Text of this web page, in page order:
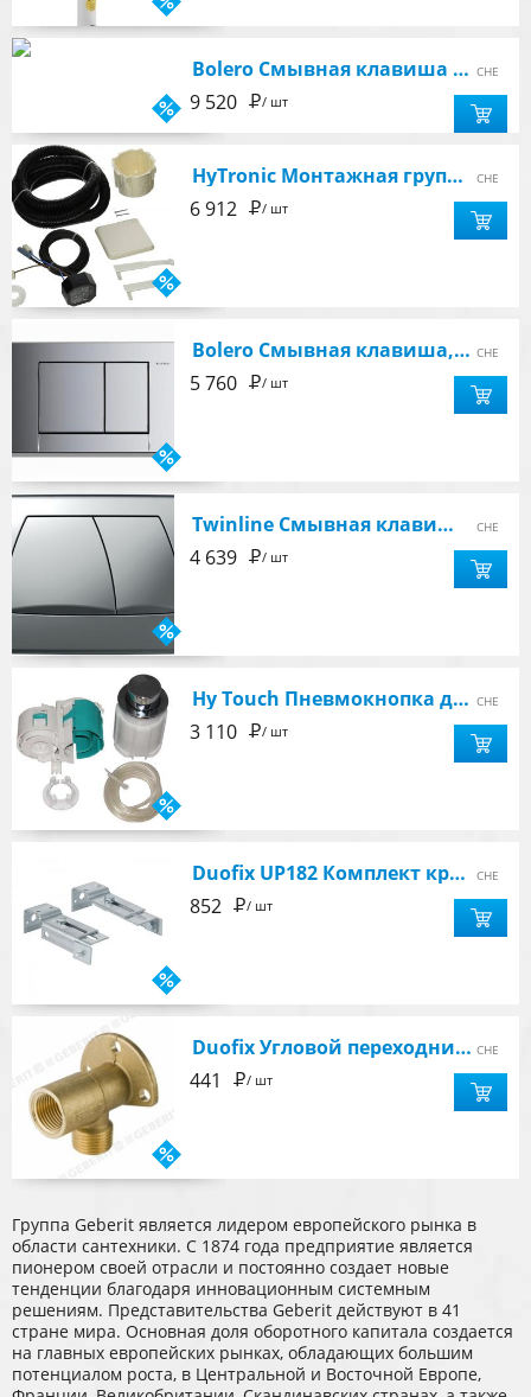
Bolero Смывная клавиша (рамка хром глянец, кнопка хром структурный) CHE
9 520 Р/ шт
HyTronic Монтажная группа HyTronic д/унитаза CHE
6 912 Р/ шт
Bolero Смывная клавиша, хром глянцевый CHE
5 760 Р/ шт
Twinline Смывная клавиша, хром матовый CHE
4 639 Р/ шт
Hy Touch Пневмокнопка для управления одинарного смыва, цвет хром CHE
3 110 Р/ шт
Duofix UP182 Комплект крепежных элементов CHE
852 Р/ шт
Duofix Угловой переходник для подвода воды, латунь CHE
441 Р/ шт
Группа Geberit является лидером европейского рынка в
области сантехники. С 1874 года предприятие является
пионером своей отрасли и постоянно создает новые
тенденции благодаря инновационным системным
решениям. Представительства Geberit действуют в 41
стране мира. Основная доля оборотного капитала создается
на главных европейских рынках, обладающих большим
потенциалом роста, в Центральной и Восточной Европе,